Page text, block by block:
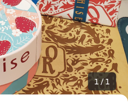
1 / 1